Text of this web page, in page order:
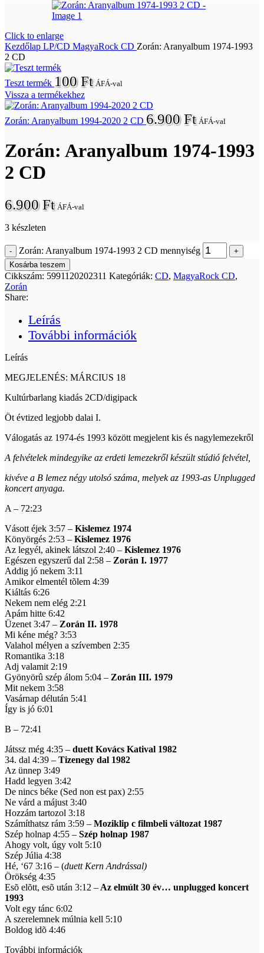
Click to enlarge
Kezdőlap LP/CD MagyaRock CD Zorán: Aranyalbum 1974-1993
2 CD
Teszt termék 100Ft ÁFÁ-val
Vissza a termékekhez
Zorán: Aranyalbum 1994-2020 2 CD 6.900Ft ÁFÁ-val
Zorán: Aranyalbum 1974-1993
2 CD
6.900Ft ÁFÁ-val
3 készleten
Zorán: Aranyalbum 1974-1993 2 CD mennyiség
Kosárba teszem
Cikkszám: 5991120202311 Kategóriák: CD, MagyaRock CD,
Zorán
Share:
Leírás
További információk
Leírás
MEGJELENÉS: MÁRCIUS 18
Kultúrbarlang kiadás 2CD/digipack
Öt évtized legjobb dalai I.
Válogatás az 1974-és 1993 között megjelent kis és nagylemezekről
A felvételek mindegyike az erdeti lemezekről készült stúdió felvétel,
kivéve a B lemez négy utolsó száma, melyek az 1993-as Unplugged
koncert anyaga.
A – 72:23
Vásott éjek 3:57 – Kislemez 1974
Könyörgés 2:53 – Kislemez 1976
Az legyél, akinek látszol 2:40 – Kislemez 1976
Egészen egyszerű dal 2:58 – Zorán I. 1977
Addig jó nekem 3:11
Amikor elmentél tõlem 4:39
Kiáltás 6:26
Nekem nem elég 2:21
Apám hitte 6:42
Üzenet 3:47 – Zorán II. 1978
Mi kéne még? 3:53
Valahol mélyen a szívemben 2:35
Romantika 3:18
Adj valamit 2:19
Gyönyörû szép álom 5:04 – Zorán III. 1979
Mit nekem 3:58
Vasárnap délután 5:41
Így is jó 6:01
B – 72:41
Játssz még 4:35 – duett Kovács Katival 1982
34. dal 4:39 – Tizenegy dal 1982
Az ünnep 3:49
Hadd legyen 3:42
De nincs béke (Sed non est pax) 2:55
Ne várd a májust 3:40
Hozzám tartozol 3:18
Számíthatsz rám 3:59 – Moziklip c filmbeli változat 1987
Szép holnap 4:55 – Szép holnap 1987
Ahogy volt, úgy volt 5:10
Szép Júlia 4:38
Hé, ‘67 3:16 – (duett Kern Andrással)
Örökség 4:35
Esõ elõtt, esõ után 3:12 – Az elmúlt 30 év… unplugged koncert
1993
Volt egy tánc 6:02
A szerelemnek múlnia kell 5:10
Boldog idõ 4:46
További információk